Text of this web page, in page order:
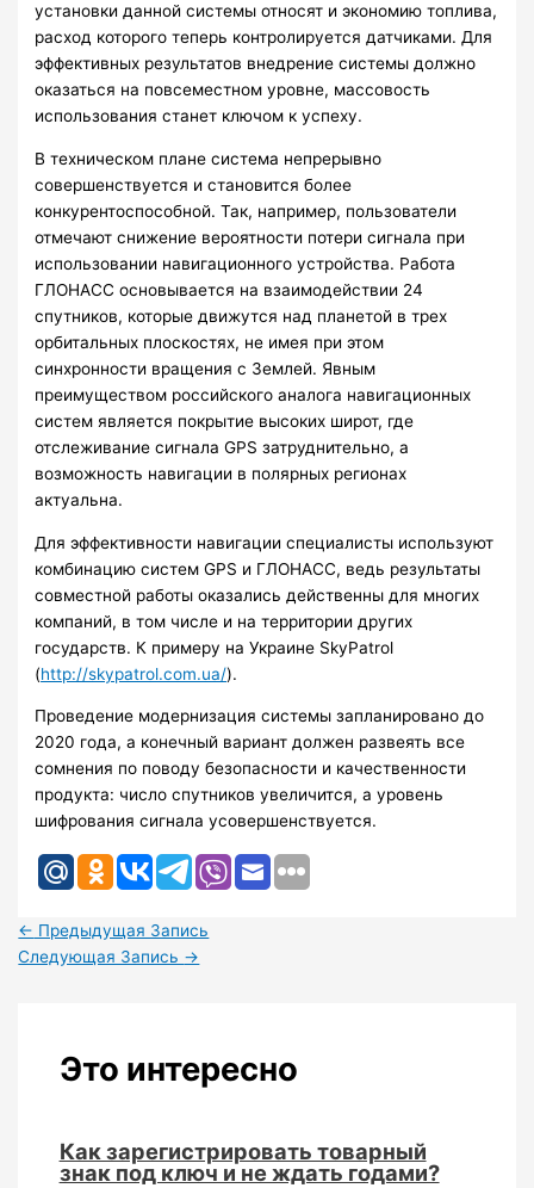
установки данной системы относят и экономию топлива,
расход которого теперь контролируется датчиками. Для
эффективных результатов внедрение системы должно
оказаться на повсеместном уровне, массовость
использования станет ключом к успеху.
В техническом плане система непрерывно
совершенствуется и становится более
конкурентоспособной. Так, например, пользователи
отмечают снижение вероятности потери сигнала при
использовании навигационного устройства. Работа
ГЛОНАСС основывается на взаимодействии 24
спутников, которые движутся над планетой в трех
орбитальных плоскостях, не имея при этом
синхронности вращения с Землей. Явным
преимуществом российского аналога навигационных
систем является покрытие высоких широт, где
отслеживание сигнала GPS затруднительно, а
возможность навигации в полярных регионах
актуальна.
Для эффективности навигации специалисты используют
комбинацию систем GPS и ГЛОНАСС, ведь результаты
совместной работы оказались действенны для многих
компаний, в том числе и на территории других
государств. К примеру на Украине SkyPatrol
(http://skypatrol.com.ua/).
Проведение модернизация системы запланировано до
2020 года, а конечный вариант должен развеять все
сомнения по поводу безопасности и качественности
продукта: число спутников увеличится, а уровень
шифрования сигнала усовершенствуется.
← Предыдущая Запись
Следующая Запись →
Это интересно
Как зарегистрировать товарный
знак под ключ и не ждать годами?